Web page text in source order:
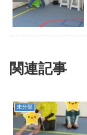
関連記事
未分類